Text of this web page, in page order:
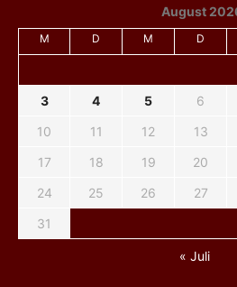
August
M D M D
3
4 5 6
10
11 12 13
17
18 19 20
24
25 26 27
31
« Juli